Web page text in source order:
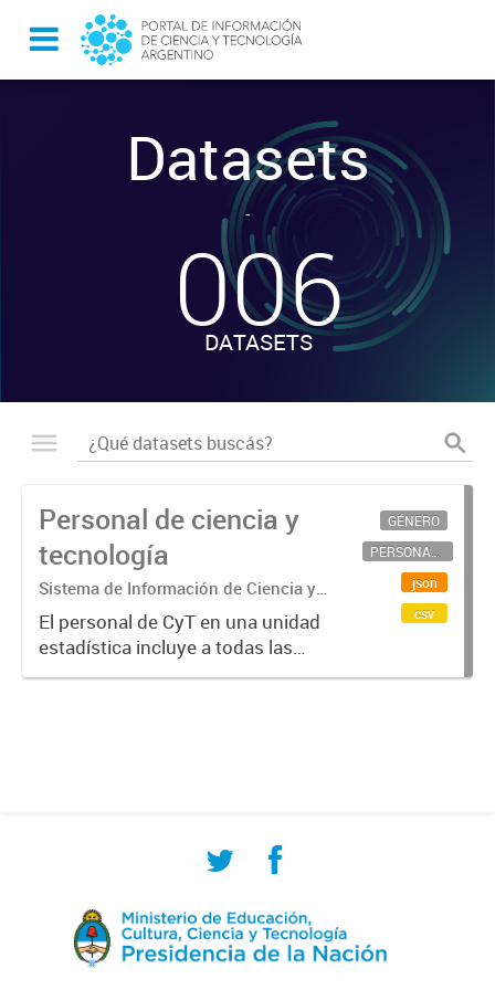
Datasets
-
006
DATASETS
Personal de ciencia y
tecnología
Sistema de Información de Ciencia y
Tecnología Argentino (SICYTAR)
El personal de CyT en una unidad
estadística incluye a todas las
personas involucradas
GÉNERO
PERSONAL CIENTÍFICO-TECNOLÓGICO
json
csv